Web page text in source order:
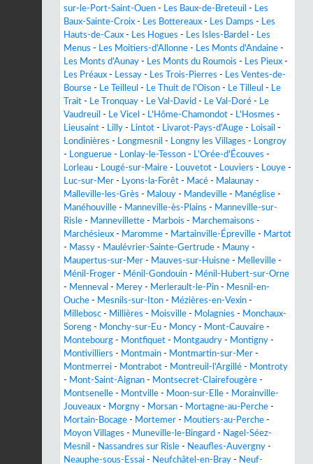
sur-le-Port-Saint-Ouen - Les Baux-de-Breteuil - Les
Baux-Sainte-Croix - Les Bottereaux - Les Damps - Les
Hauts-de-Caux - Les Hogues - Les Isles-Bardel - Les
Menus - Les Moitiers-d'Allonne - Les Monts d'Andaine -
Les Monts d'Aunay - Les Monts du Roumois - Les Pieux -
Les Préaux - Lessay - Les Trois-Pierres - Les Ventes-de-
Bourse - Le Teilleul - Le Thuit de l'Oison - Le Tilleul - Le
Trait - Le Tronquay - Le Val-David - Le Val-Doré - Le
Vaudreuil - Le Vicel - L'Hôme-Chamondot - L'Hosmes -
Lieusaint - Lilly - Lintot - Livarot-Pays-d'Auge - Loisail -
Londinières - Longmesnil - Longny les Villages - Longroy
- Longuerue - Lonlay-le-Tesson - L'Orée-d'Écouves -
Lorleau - Lougé-sur-Maire - Louvetot - Louviers - Louye -
Luc-sur-Mer - Lyons-la-Forêt - Macé - Malaunay -
Malleville-les-Grès - Malouy - Mandeville - Manéglise -
Manéhouville - Manneville-ès-Plains - Manneville-sur-
Risle - Mannevillette - Marbois - Marchemaisons -
Marchésieux - Maromme - Martainville-Épreville - Martot
- Massy - Maulévrier-Sainte-Gertrude - Mauny -
Maupertus-sur-Mer - Mauves-sur-Huisne - Melleville -
Ménil-Froger - Ménil-Gondouin - Ménil-Hubert-sur-Orne
- Menneval - Merey - Merlerault-le-Pin - Mesnil-en-
Ouche - Mesnils-sur-Iton - Mézières-en-Vexin -
Millebosc - Millières - Moisville - Molagnies - Monchaux-
Soreng - Monchy-sur-Eu - Moncy - Mont-Cauvaire -
Montebourg - Montfiquet - Montgaudry - Montigny -
Montivilliers - Montmain - Montmartin-sur-Mer -
Montmerrei - Montrabot - Montreuil-l'Argillé - Montroty
- Mont-Saint-Aignan - Montsecret-Clairefougère -
Montsenelle - Montville - Moon-sur-Elle - Morainville-
Jouveaux - Morgny - Morsan - Mortagne-au-Perche -
Mortain-Bocage - Mortemer - Moutiers-au-Perche -
Moyon Villages - Muneville-le-Bingard - Nagel-Séez-
Mesnil - Nassandres sur Risle - Neaufles-Auvergny -
Neauphe-sous-Essai - Neufchâtel-en-Bray - Neuf-